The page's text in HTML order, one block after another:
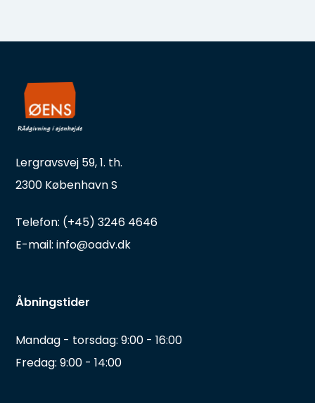
Lergravsvej 59, 1. th.
2300 København S
Telefon: (+45) 3246 4646
E-mail: info@oadv.dk
Åbningstider
Mandag - torsdag: 9:00 - 16:00
Fredag: 9:00 - 14:00